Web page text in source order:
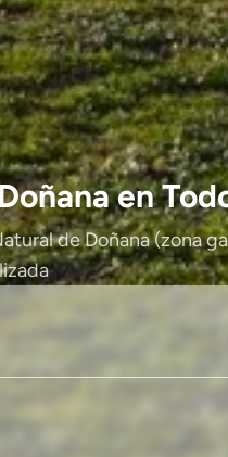
en
de Doñana